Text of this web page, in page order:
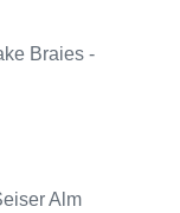
Braies -
Alm